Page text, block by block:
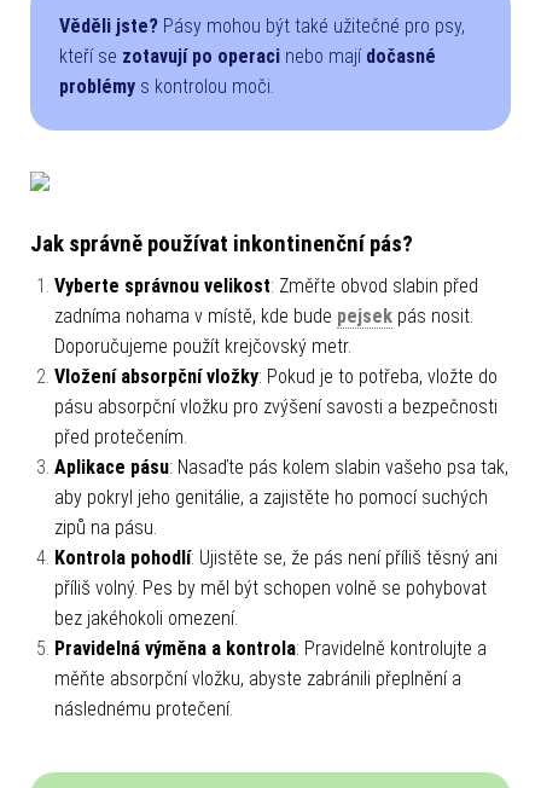
Věděli jste? Pásy mohou být také užitečné pro psy,
kteří se zotavují po operaci nebo mají dočasné
problémy s kontrolou moči.
Jak správně používat inkontinenční pás?
Vyberte správnou velikost: Změřte obvod slabin před
zadníma nohama v místě, kde bude pejsek pás nosit.
Doporučujeme použít krejčovský metr.
Vložení absorpční vložky: Pokud je to potřeba, vložte do
pásu absorpční vložku pro zvýšení savosti a bezpečnosti
před protečením.
Aplikace pásu: Nasaďte pás kolem slabin vašeho psa tak,
aby pokryl jeho genitálie, a zajistěte ho pomocí suchých
zipů na pásu.
Kontrola pohodlí: Ujistěte se, že pás není příliš těsný ani
příliš volný. Pes by měl být schopen volně se pohybovat
bez jakéhokoli omezení.
Pravidelná výměna a kontrola: Pravidelně kontrolujte a
měňte absorpční vložku, abyste zabránili přeplnění a
následnému protečení.